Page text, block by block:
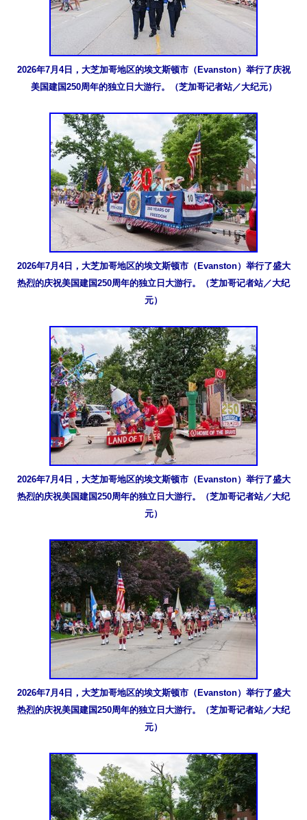
2026年7月4日，大芝加哥地区的埃文斯顿市（Evanston）举行了庆祝
美国建国250周年的独立日大游行。（芝加哥记者站／大纪元）
2026年7月4日，大芝加哥地区的埃文斯顿市（Evanston）举行了盛大
热烈的庆祝美国建国250周年的独立日大游行。（芝加哥记者站／大纪
元）
2026年7月4日，大芝加哥地区的埃文斯顿市（Evanston）举行了盛大
热烈的庆祝美国建国250周年的独立日大游行。（芝加哥记者站／大纪
元）
2026年7月4日，大芝加哥地区的埃文斯顿市（Evanston）举行了盛大
热烈的庆祝美国建国250周年的独立日大游行。（芝加哥记者站／大纪
元）